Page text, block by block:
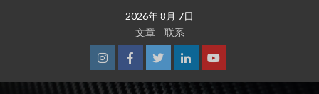
2026年 8月 7日
文章
联系
InstagramFacebook
TwitterLinkedinYoutube